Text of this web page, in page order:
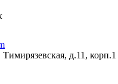
д.11, корп.1